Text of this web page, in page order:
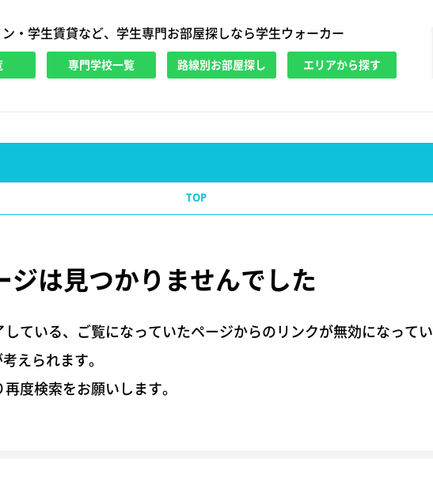
・学生賃貸など、学生専門お部屋探しなら学生ウォーカー
専門学校一覧 路線別お部屋探し エリアから探す
TOP
ジは見つかりませんでした
ている、ご覧になっていたページからのリンクが無効になってい
えられます。
度検索をお願いします。